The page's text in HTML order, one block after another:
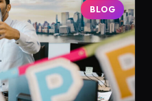
BLOG